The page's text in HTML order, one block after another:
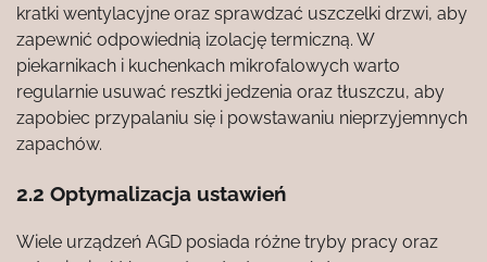
kratki wentylacyjne oraz sprawdzać uszczelki drzwi, aby
zapewnić odpowiednią izolację termiczną. W
piekarnikach i kuchenkach mikrofalowych warto
regularnie usuwać resztki jedzenia oraz tłuszczu, aby
zapobiec przypalaniu się i powstawaniu nieprzyjemnych
zapachów.
2.2 Optymalizacja ustawień
Wiele urządzeń AGD posiada różne tryby pracy oraz